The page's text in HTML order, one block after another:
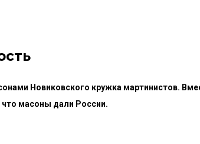
Новиковского кружка мартинистов.
что масоны дали России.